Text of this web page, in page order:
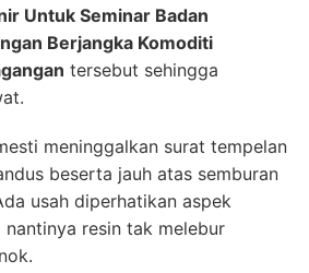
Untuk Seminar Badan
Berjangka Komoditi
tersebut sehingga
meninggalkan surat tempelan
beserta jauh atas semburan
usah diperhatikan aspek
resin tak melebur